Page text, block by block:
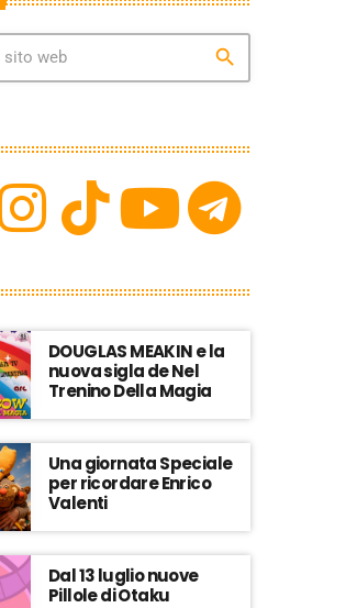
search
DOUGLAS MEAKIN e la
nuova sigla de Nel
Trenino Della Magia
Una giornata Speciale
per ricordare Enrico
Valenti
Dal 13 luglio nuove
Pillole di Otaku